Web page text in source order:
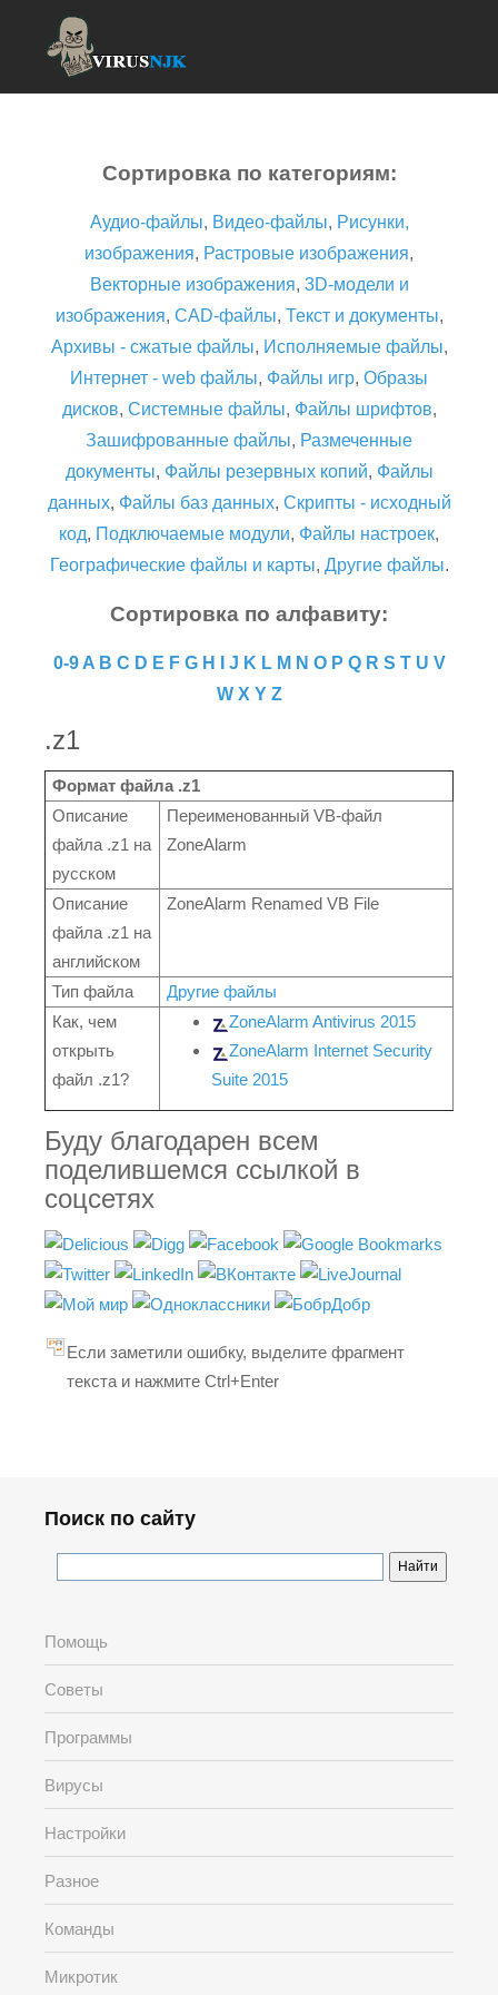
Сортировка по категориям:
Аудио-файлы, Видео-файлы, Рисунки,
изображения, Растровые изображения,
Векторные изображения, 3D-модели и
изображения, CAD-файлы, Текст и документы,
Архивы - сжатые файлы, Исполняемые файлы,
Интернет - web файлы, Файлы игр, Образы
дисков, Системные файлы, Файлы шрифтов,
Зашифрованные файлы, Размеченные
документы, Файлы резервных копий, Файлы
данных, Файлы баз данных, Скрипты - исходный
код, Подключаемые модули, Файлы настроек,
Географические файлы и карты, Другие файлы.
Сортировка по алфавиту:
0-9 A B C D E F G H J K L M N O P Q R S T U V
W X Y Z
.z1
Формат файла .z1
Описание
файла .z1 на
русском
Переименованный VB-файл
ZoneAlarm
Описание
файла .z1 на
английском
ZoneAlarm Renamed VB File
Тип файла
Другие файлы
Как, чем
открыть
файл .z1?
ZoneAlarm Antivirus 2015
ZoneAlarm Internet Security
Suite 2015
Буду благодарен всем
поделившемся ссылкой в
соцсетях
Если заметили ошибку, выделите фрагмент
текста и нажмите Ctrl+Enter
Поиск по сайту
Помощь
Советы
Программы
Вирусы
Настройки
Разное
Команды
Микротик